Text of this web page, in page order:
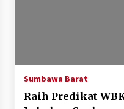
Sumbawa Barat
Raih Predikat